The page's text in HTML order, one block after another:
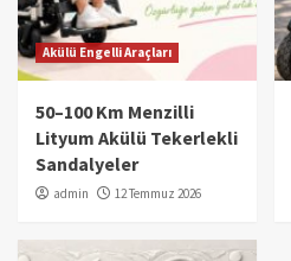
Akülü Engelli Araçları
50–100 Km Menzilli
Lityum Akülü Tekerlekli
Sandalyeler
admin 12 Temmuz 2026